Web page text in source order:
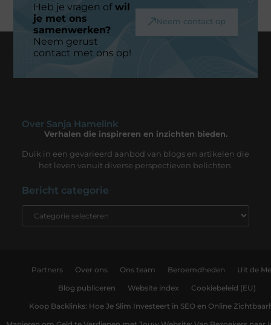
Heb je vragen ofwil
je met ons
samenwerken?
Neem gerust
contact met ons op!
Neem contact op
Over Sanja Hamelink
Verhalen die inspireren en inzichten bieden.
Duik in een gevarieerd aanbod van blogs en artikelen die
het leven vanuit diverse perspectieven belichten.
Bericht categorie
Partners Over ons Ons team Beroemdheden Uit de
Blog publiceren Website index Cookiebeleid (EU)
Koop Backlinks: Hoe Je Slim Investeert in SEO en Online